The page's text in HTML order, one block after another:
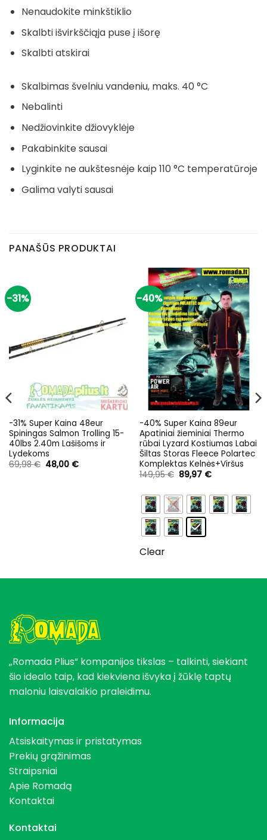
Nenaudokite minkštiklio
Skalbti išvirkščiąja puse į išorę
Skalbti atskirai
Skalbimas švelniu vandeniu, maks. 40 °C
Nebalinti
Nedžiovinkite džiovyklėje
Pakabinkite sausai
Lyginkite ne aukštesnėje kaip 110 °C temperatūroje
Galima valyti sausai
PANAŠŪS PRODUKTAI
-31%
-31% Super Kaina 48eur
Spiningas Salmon Trolling 15-
40lbs 2.40m Lašišoms ir
Lydekoms
69,98€ Original
price
48,00 €Current
-40%
-40% Super Kaina 89eur
Apatiniai žieminiai Thermo
rūbai Lyzard Kostiumas Labai
Šiltas Storas Fleece Polartec
Komplektas Kelnės+Viršus
149,95€ Original
price
149,95 €.
89,97 €Current
89,97 €.
Clear
„Romada Plius“ kompanijos tikslas – talkinti, siekiant
šio idealo taip, kad kiekviena išvyka į žūklę taptų
maloniu laisvalaikio praleidimu.
Informacija
Atsiskaitymas ir pristatymas
Prekių grąžinimas
Straipsniai
Apie Romadą
Kontaktai
Kontaktai